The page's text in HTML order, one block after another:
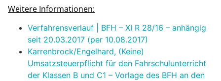
Weitere Informationen:
Verfahrensverlauf | BFH – XI R 28/16 – anhängig
seit 20.03.2017 (per 10.08.2017)
Karrenbrock/Engelhard, (Keine)
Umsatzsteuerpflicht für den Fahrschulunterricht
der Klassen B und C1 – Vorlage des BFH an den